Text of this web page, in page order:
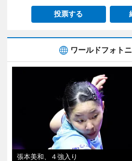
投票する
ワールドフォト
張本美和、４強入り